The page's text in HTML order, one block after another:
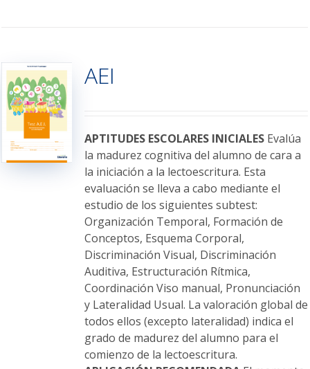
Las
opciones
elegir
en
la
página
de
producto
AEI
APTITUDES ESCOLARES INICIALESEvalúa
la madurez cognitiva del alumno de cara a
la iniciación a la lectoescritura. Esta
evaluación se lleva a cabo mediante el
estudio de los siguientes subtest:
Organización Temporal, Formación de
Conceptos, Esquema Corporal,
Discriminación Visual, Discriminación
Auditiva, Estructuración Rítmica,
Coordinación Viso manual, Pronunciación
y Lateralidad Usual. La valoración global de
todos ellos (excepto lateralidad) indica el
grado de madurez del alumno para el
comienzo de la lectoescritura.